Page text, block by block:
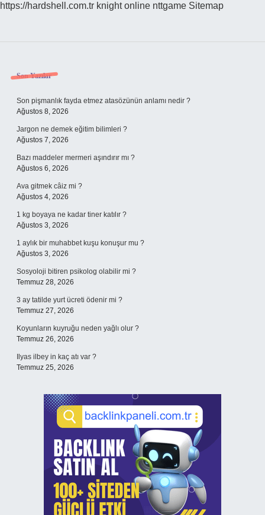
https://hardshell.com.tr knight online nttgame Sitemap
Sidebar
Son Yazılar
Son pişmanlık fayda etmez atasözünün anlamı nedir ?
Ağustos 8, 2026
Jargon ne demek eğitim bilimleri ?
Ağustos 7, 2026
Bazı maddeler mermeri aşındırır mı ?
Ağustos 6, 2026
Ava gitmek câiz mi ?
Ağustos 4, 2026
1 kg boyaya ne kadar tiner katılır ?
Ağustos 3, 2026
1 aylık bir muhabbet kuşu konuşur mu ?
Ağustos 3, 2026
Sosyoloji bitiren psikolog olabilir mi ?
Temmuz 28, 2026
3 ay tatilde yurt ücreti ödenir mi ?
Temmuz 27, 2026
Koyunların kuyruğu neden yağlı olur ?
Temmuz 26, 2026
Ilyas ilbey in kaç atı var ?
Temmuz 25, 2026